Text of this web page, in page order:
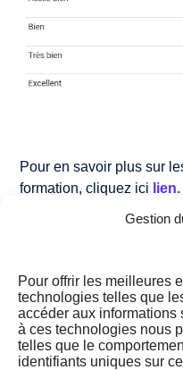
Gestion
Pour offrir les meilleures
technologies telles que
accéder aux informations
à ces technologies nous
telles que le
identifiants uniques sur
Pour en savoir plus sur
formation, cliquez ici lien.
Pour toute assistance ou